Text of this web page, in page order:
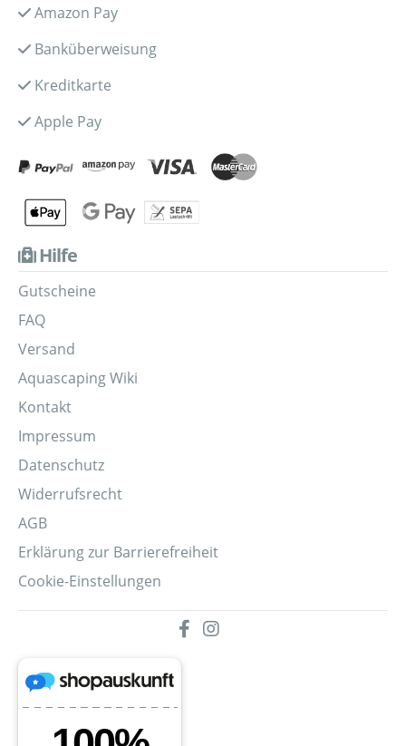
Amazon Pay
Banküberweisung
Kreditkarte
Apple Pay
Hilfe
Gutscheine
FAQ
Versand
Aquascaping Wiki
Kontakt
Impressum
Datenschutz
Widerrufsrecht
AGB
Erklärung zur Barrierefreiheit
Cookie-Einstellungen